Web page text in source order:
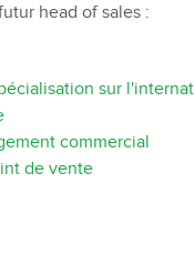
head of sales :
sur
commercial
de vente